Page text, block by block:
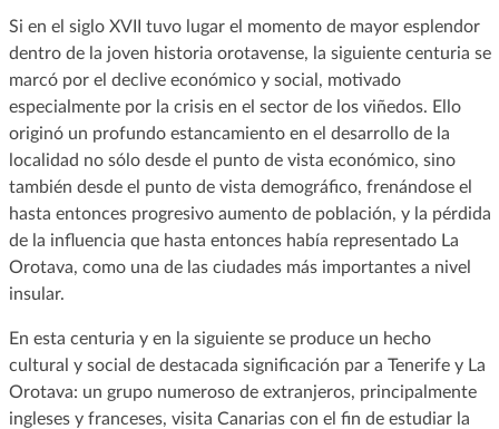
Si en el siglo XVII tuvo lugar el momento de mayor esplendor
dentro de la joven historia orotavense, la siguiente centuria se
marcó por el declive económico y social, motivado
especialmente por la crisis en el sector de los viñedos. Ello
originó un profundo estancamiento en el desarrollo de la
localidad no sólo desde el punto de vista económico, sino
también desde el punto de vista demográfico, frenándose el
hasta entonces progresivo aumento de población, y la pérdida
de la influencia que hasta entonces había representado La
Orotava, como una de las ciudades más importantes a nivel
insular.
En esta centuria y en la siguiente se produce un hecho
cultural y social de destacada significación par a Tenerife y La
Orotava: un grupo numeroso de extranjeros, principalmente
ingleses y franceses, visita Canarias con el fin de estudiar la